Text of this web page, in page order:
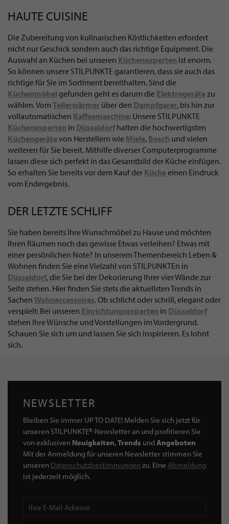
HAUTE CUISINE
Die Zubereitung von kulinarischen Köstlichkeiten erfordert
nicht nur Geschick sondern auch das richtige Equipment. Die
Auswahl an Küchen bei unseren Küchenexperten ist enorm.
So können unsere STILPUNKTE garantieren, dass sie auch das
richtige für Sie im Sortiment bereithalten. Sind die
Küchenmöbel gefunden geht es darum die Elektrogerätezu
wählen. Vom Tellerwärmer über den Dampfgarer, bis hin zur
vollautomatischen Kaffeemaschine: Unsere STILPUNKTE
Küchenexperten in Düsseldorfhalten die hochwertigsten
Küchengerätevon Herstellern wie Miele, Bosch und vielen
weiteren für Sie bereit. Mithilfe diverser Computerprogramme
lassen diese sich perfekt in das Gesamtbild der Küche einfügen.
So erhalten Sie bereits vor dem Kauf der Kücheeinen Eindruck
vom Endergebnis.
DER LETZTE SCHLIFF
Sie haben bereits Ihre Wunschmöbel zu Hause und möchten
Ihren Räumen noch das gewisse Etwas verleihen? Etwas mit
einer persönlichen Note? In unserem Themenbereich Leben &
Wohnen finden Sie eine Vielzahl von STILPUNKTEn in
Düsseldorf, die Sie bei der Dekorierung Ihrer vier Wände zur
Seite stehen. Hier finden Sie stets die aktuellsten Trends in
Sachen Wohnaccessoires. Ob schlicht oder schrill, elegant oder
verspielt: Bei unseren Einrichtungsexperten in Düsseldorf
stehen Ihre Wünsche und Vorstellungen im Vordergrund.
Schauen Sie sich um und lassen Sie sich inspirieren. Es lohnt
sich.
NEWSLETTER
Bleiben Sie immer UP TO DATE! Melden Sie sich jetzt für
unseren STILPUNKTE®-Newsletter an und profitieren Sie
von exklusiven Neuigkeiten, Trends undAngeboten
Mit der Anmeldung für unseren Newsletter stimmen Sie
unseren Datenschutzbestimmungen zu. Eine Abmeldung
ist jederzeit möglich.